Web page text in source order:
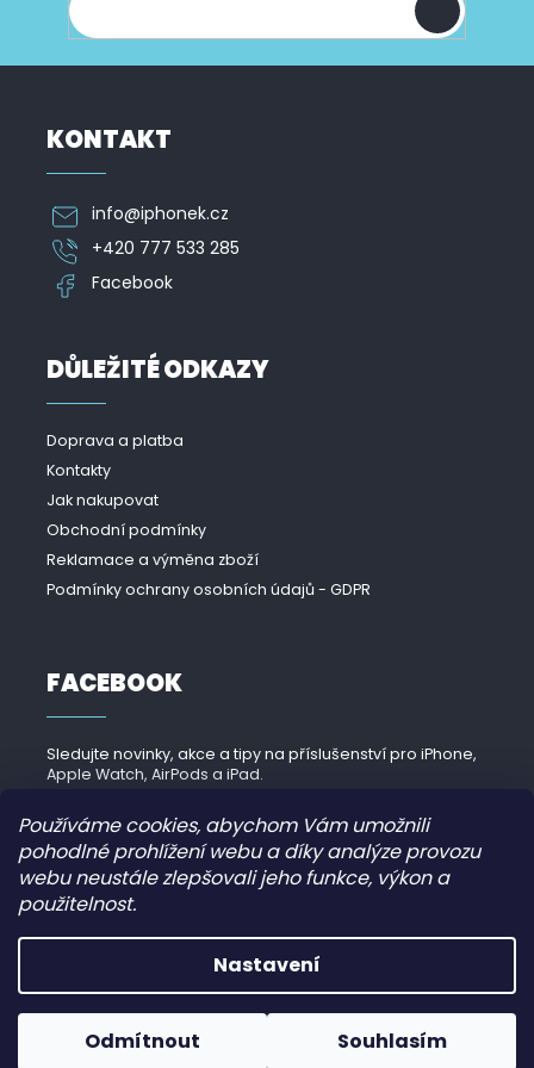
Používáme cookies, abychom Vám umožnili
pohodlné prohlížení webu a díky analýze provozu
webu neustále zlepšovali jeho funkce, výkon a
použitelnost.
Nastavení
Odmítnout Souhlasím
KONTAKT
info@iphonek.cz
+420 777 533 285
Facebook
DŮLEŽITÉ ODKAZY
Doprava a platba
Kontakty
Jak nakupovat
Obchodní podmínky
Reklamace a výměna zboží
Podmínky ochrany osobních údajů - GDPR
FACEBOOK
Sledujte novinky, akce a tipy na příslušenství pro iPhone,
Apple Watch, AirPods a iPad.
Vytvořil Shoptet
iPhonek.cz . Všechna práva vyhrazena.